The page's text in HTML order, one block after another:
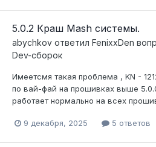
5.0.2 Краш Mash системы.
abychkov ответил FenixxDen
Dev-сборок
Имеетсмя такая проблема , KN -
по вай-фай на прошивках выше
работает нормально на всех
9 декабря, 2025 5 ответов